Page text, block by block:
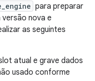
para preparar
versão nova e
as seguintes
atual e grave dados
usado conforme